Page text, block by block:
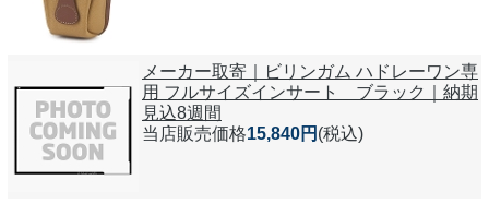
メーカー取寄｜ビリンガム ハドレーワン専
用 フルサイズインサート ブラック｜納期
見込8週間
当店販売価格15,840円 (税込)